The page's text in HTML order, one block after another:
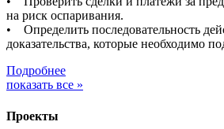
на риск оспаривания.
• Определить последовательность
доказательства, которые необходимо
Подробнее
показать все »
Проекты